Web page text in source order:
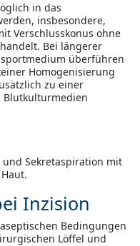
in das
insbesondere,
Verschlusskonus ohne
Bei längerer
überführen
Homogenisierung
zu einer
Blutkulturmedien
Sekretaspiration mit
Inzision
Bedingungen
Löffel und